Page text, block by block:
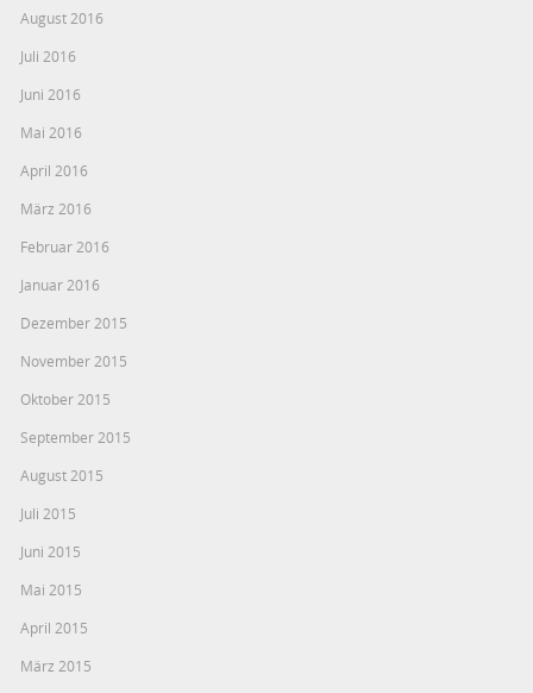
August 2016
Juli 2016
Juni 2016
Mai 2016
April 2016
März 2016
Februar 2016
Januar 2016
Dezember 2015
November 2015
Oktober 2015
September 2015
August 2015
Juli 2015
Juni 2015
Mai 2015
April 2015
März 2015